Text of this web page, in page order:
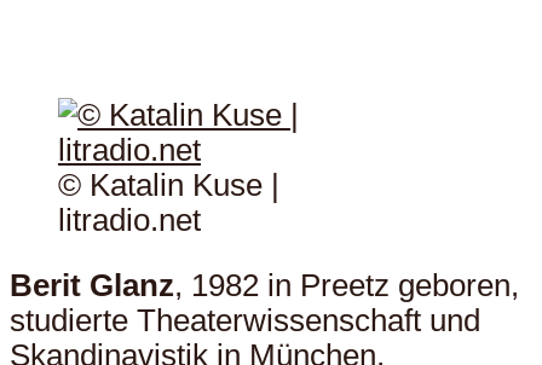
© Katalin Kuse |
litradio.net
Berit Glanz, 1982 in Preetz geboren,
studierte Theaterwissenschaft und
Skandinavistik in München,